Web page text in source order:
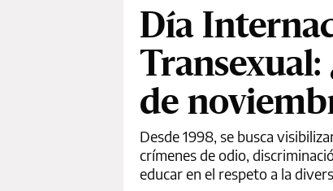
Día
de
Desde 1998, se busca
crímenes de odio,
educar en el respeto a la